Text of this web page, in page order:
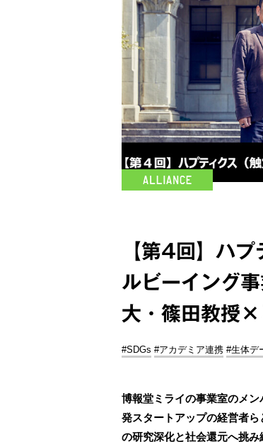
【第4回】ハ
ルビーイング
大・篠田教授×
#SDGs #アカデミア連携 #生体デ
博報堂ミライの事業室のメ
発スタートアップの経営者
の研究深化と社会還元へ挑